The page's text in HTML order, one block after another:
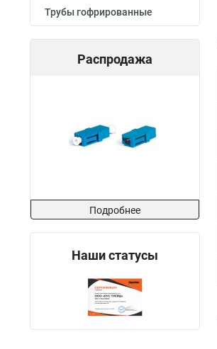
Трубы гофрированные
Распродажа
Подробнее
Наши статусы